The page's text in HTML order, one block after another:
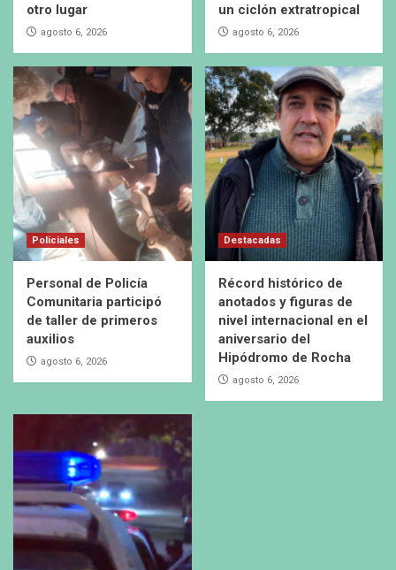
otro lugar
agosto 6, 2026
un ciclón extratropical
agosto 6, 2026
Policiales
Personal de Policía
Comunitaria participó
de taller de primeros
auxilios
agosto 6, 2026
Destacadas
Récord histórico de
anotados y figuras de
nivel internacional en el
aniversario del
Hipódromo de Rocha
agosto 6, 2026